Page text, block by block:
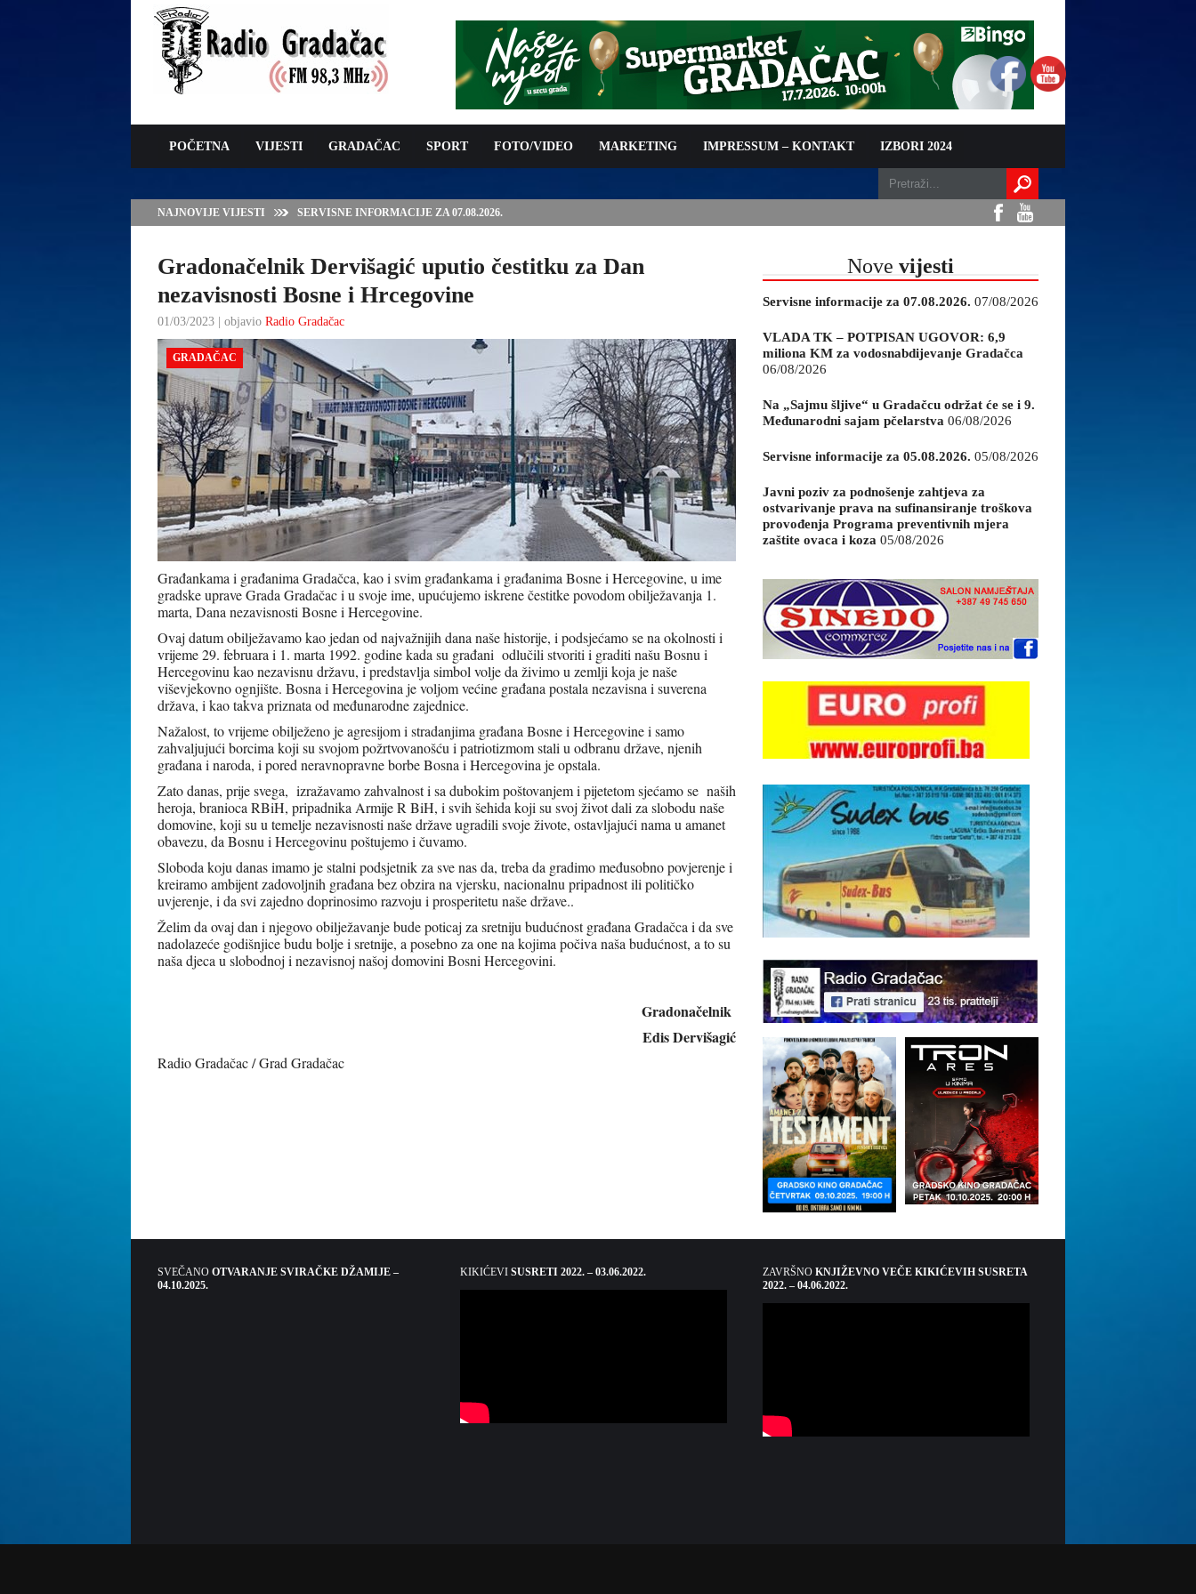
POČETNA VIJESTI GRADAČAC SPORT FOTO/VIDEO MARKETING IMPRESSUM – KONTAKT IZBORI 2024
NAJNOVIJE VIJESTI SERVISNE INFORMACIJE ZA 07.08.2026.
Gradonačelnik Dervišagić uputio čestitku za Dan
nezavisnosti Bosne i Hrcegovine
01/03/2023 | objavio Radio Gradačac
GRADAČAC
Građankama i građanima Gradačca, kao i svim građankama i građanima Bosne i Hercegovine, u ime
gradske uprave Grada Gradačac i u svoje ime, upućujemo iskrene čestitke povodom obilježavanja 1.
marta, Dana nezavisnosti Bosne i Hercegovine.
Ovaj datum obilježavamo kao jedan od najvažnijih dana naše historije, i podsjećamo se na okolnosti i
vrijeme 29. februara i 1. marta 1992. godine kada su građani odlučili stvoriti i graditi našu Bosnu i
Hercegovinu kao nezavisnu državu, i predstavlja simbol volje da živimo u zemlji koja je naše
viševjekovno ognjište. Bosna i Hercegovina je voljom većine građana postala nezavisna i suverena
država, i kao takva priznata od međunarodne zajednice.
Nažalost, to vrijeme obilježeno je agresijom i stradanjima građana Bosne i Hercegovine i samo
zahvaljujući borcima koji su svojom požrtvovanošću i patriotizmom stali u odbranu države, njenih
građana i naroda, i pored neravnopravne borbe Bosna i Hercegovina je opstala.
Zato danas, prije svega, izražavamo zahvalnost i sa dubokim poštovanjem i pijetetom sjećamo se naših
heroja, branioca RBiH, pripadnika Armije R BiH, i svih šehida koji su svoj život dali za slobodu naše
domovine, koji su u temelje nezavisnosti naše države ugradili svoje živote, ostavljajući nama u amanet
obavezu, da Bosnu i Hercegovinu poštujemo i čuvamo.
Sloboda koju danas imamo je stalni podsjetnik za sve nas da, treba da gradimo međusobno povjerenje i
kreiramo ambijent zadovoljnih građana bez obzira na vjersku, nacionalnu pripadnost ili političko
uvjerenje, i da svi zajedno doprinosimo razvoju i prosperitetu naše države..
Želim da ovaj dan i njegovo obilježavanje bude poticaj za sretniju budućnost građana Gradačca i da sve
nadolazeće godišnjice budu bolje i sretnije, a posebno za one na kojima počiva naša budućnost, a to su
naša djeca u slobodnoj i nezavisnoj našoj domovini Bosni Hercegovini.
Gradonačelnik
Edis Dervišagić
Radio Gradačac / Grad Gradačac
Nove vijesti
Servisne informacije za 07.08.2026. 07/08/2026
VLADA TK – POTPISAN UGOVOR: 6,9
miliona KM za vodosnabdijevanje Gradačca
06/08/2026
Na „Sajmu šljive“ u Gradačcu održat će se i 9.
Međunarodni sajam pčelarstva 06/08/2026
Servisne informacije za 05.08.2026. 05/08/2026
Javni poziv za podnošenje zahtjeva za
ostvarivanje prava na sufinansiranje troškova
provođenja Programa preventivnih mjera
zaštite ovaca i koza 05/08/2026
SVEČANO OTVARANJE SVIRAČKE DŽAMIJE –
04.10.2025.
KIKIĆEVI SUSRETI 2022. – 03.06.2022. ZAVRŠNO KNJIŽEVNO VEČE KIKIĆEVIH SUSRETA
2022. – 04.06.2022.